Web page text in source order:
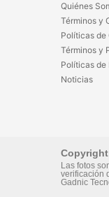
Quiénes
Términos y
Políticas de
Términos y
Políticas
Noticias
Copyright
Las fotos
verificación
Gadnic